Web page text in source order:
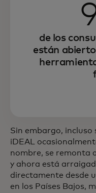
de los
están
Sin embargo, incluso
iDEAL
nombre, se remonta
y ahora está
directamente desde
en los Países Bajos,